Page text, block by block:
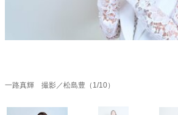
ライフスタイル・生き方
移住という選択
熱狂できるもの
私を彩るエッセンス
60代のネクスト
一路真輝 撮影／松島豊（1/10）